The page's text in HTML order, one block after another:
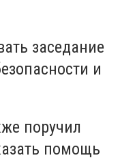
заседание
и
поручил
помощь